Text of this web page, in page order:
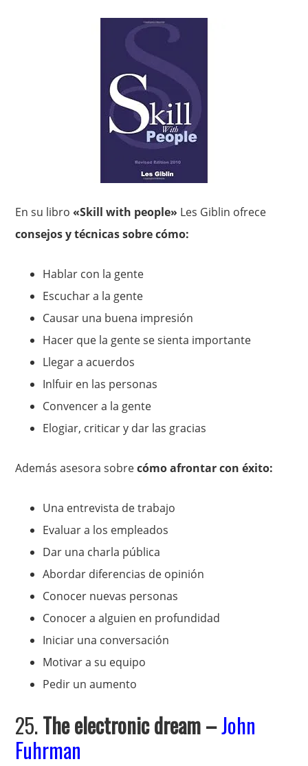
En su libro«Skill with people» Les Giblin ofrece
consejos y técnicas sobre cómo:
Hablar con la gente
Escuchar a la gente
Causar una buena impresión
Hacer que la gente se sienta importante
Llegar a acuerdos
Inlfuir en las personas
Convencer a la gente
Elogiar, criticar y dar las gracias
Además asesora sobrecómo afrontar con éxito:
Una entrevista de trabajo
Evaluar a los empleados
Dar una charla pública
Abordar diferencias de opinión
Conocer nuevas personas
Conocer a alguien en profundidad
Iniciar una conversación
Motivar a su equipo
Pedir un aumento
25.The electronic dream–John
Fuhrman